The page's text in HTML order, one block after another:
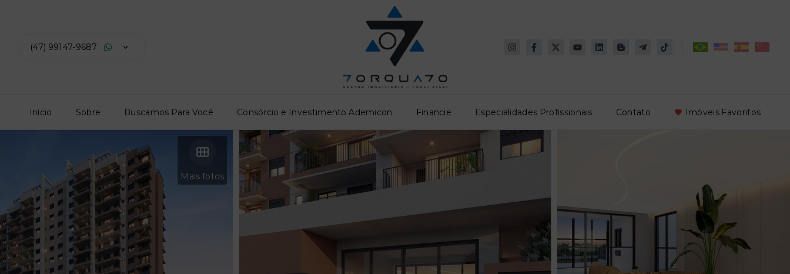
(47) 99147-9687
Início Sobre Buscamos Para Você Consórcio e Investimento Ademicon Financie Especialidades Profissionais Contato Imóveis Favoritos
Mais fotos